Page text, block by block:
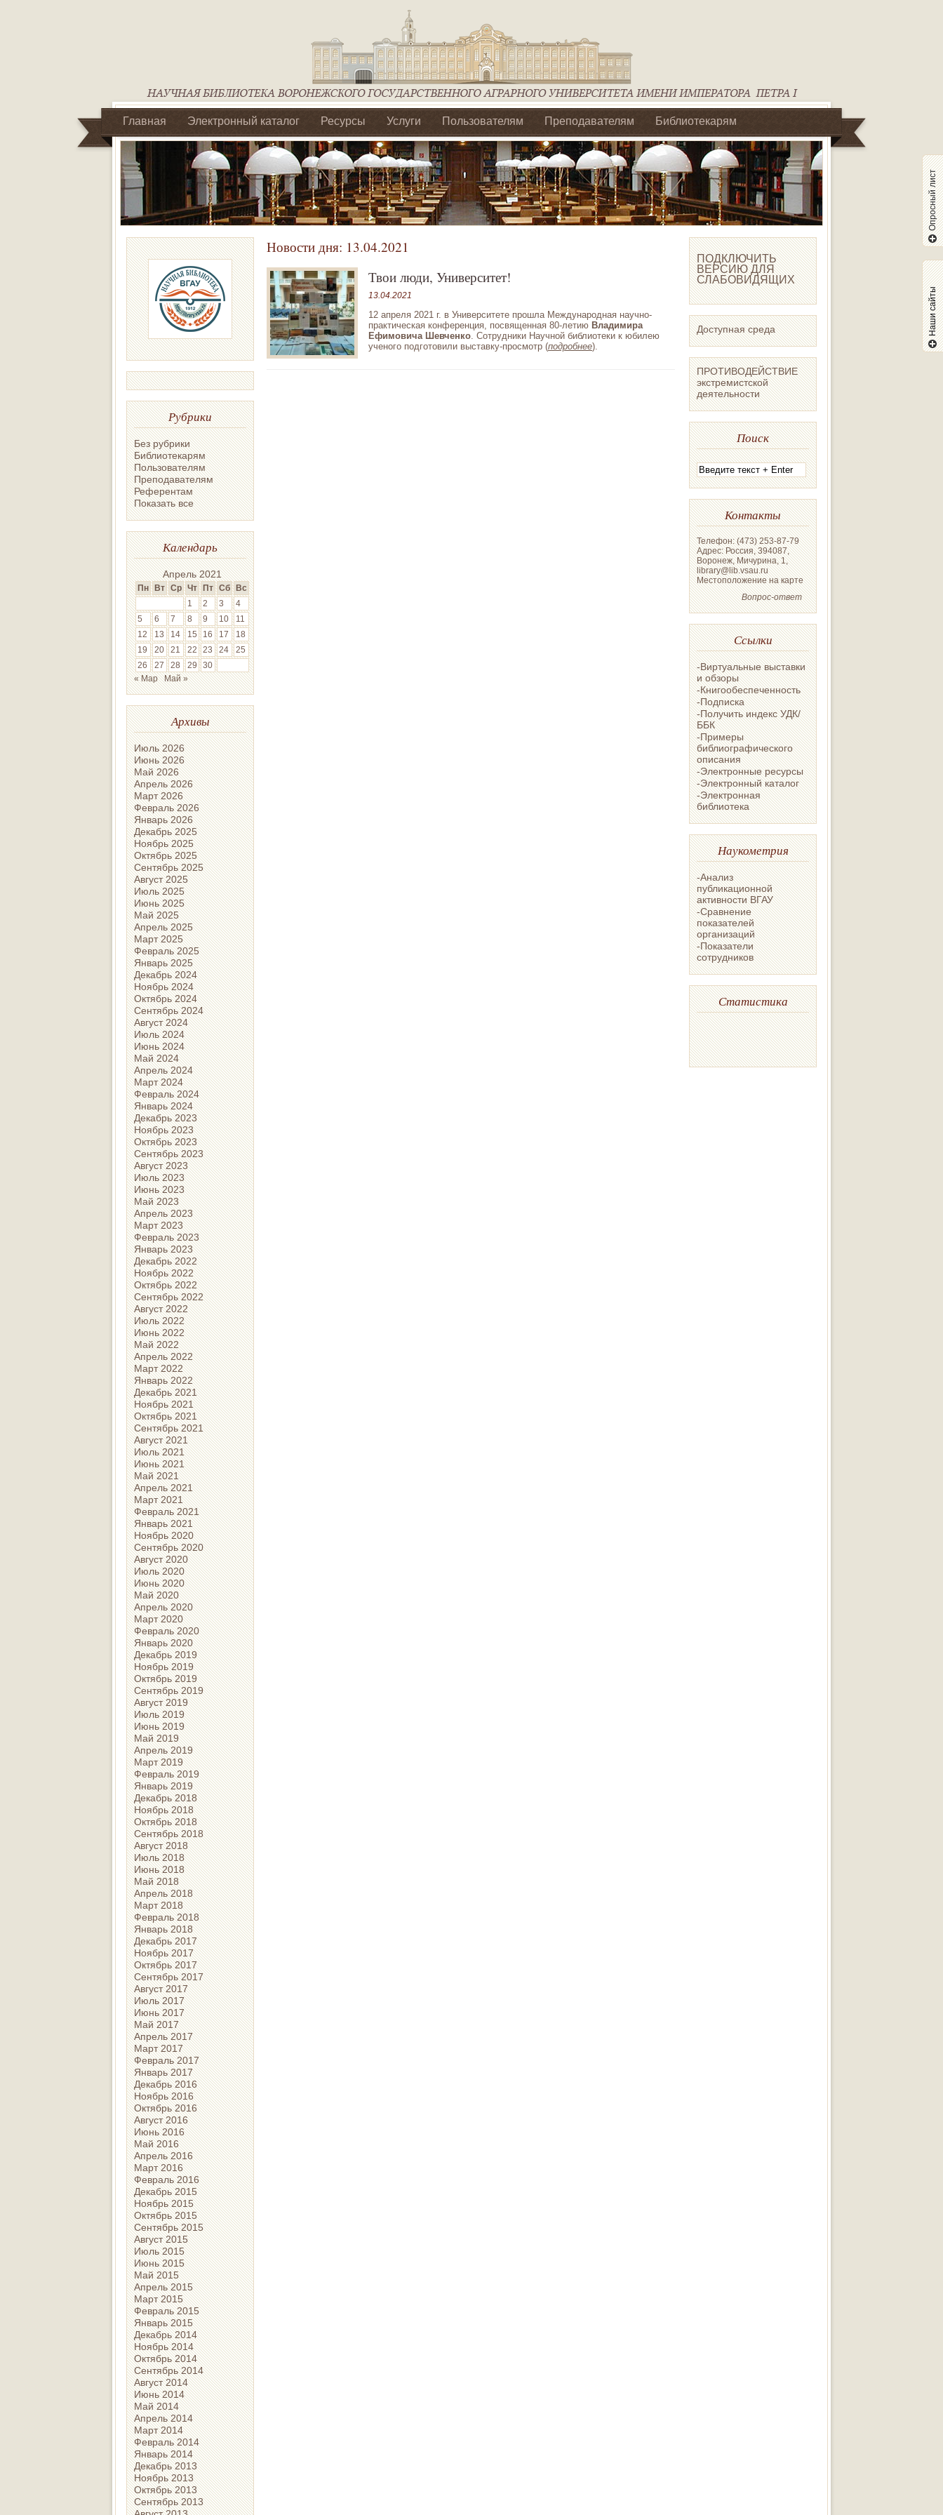
Главная Электронный каталог Ресурсы Услуги Пользователям Преподавателям Библиотекарям
Библиотеки регионального отделения Ассоциации Агрообразование по ЦФО
Рубрики
Без рубрики
Библиотекарям
Пользователям
Преподавателям
Референтам
Показать все
Календарь
Апрель 2021
Пн Вт Ср Чт Пт Сб Вс
1
2 3
4
5
6 7 8 9 10
11
12
13 14 15 16 17
18
19
20 21 22 23 24
25
26
27 28 29
30
« Мар
Май »
Архивы
Июль 2026
Июнь 2026
Май 2026
Апрель 2026
Март 2026
Февраль 2026
Январь 2026
Декабрь 2025
Ноябрь 2025
Октябрь 2025
Сентябрь 2025
Август 2025
Июль 2025
Июнь 2025
Май 2025
Апрель 2025
Март 2025
Февраль 2025
Январь 2025
Декабрь 2024
Ноябрь 2024
Октябрь 2024
Сентябрь 2024
Август 2024
Июль 2024
Июнь 2024
Май 2024
Апрель 2024
Март 2024
Февраль 2024
Январь 2024
Декабрь 2023
Ноябрь 2023
Октябрь 2023
Сентябрь 2023
Август 2023
Июль 2023
Июнь 2023
Май 2023
Апрель 2023
Март 2023
Февраль 2023
Январь 2023
Декабрь 2022
Ноябрь 2022
Октябрь 2022
Сентябрь 2022
Август 2022
Июль 2022
Июнь 2022
Май 2022
Апрель 2022
Март 2022
Январь 2022
Декабрь 2021
Ноябрь 2021
Октябрь 2021
Сентябрь 2021
Август 2021
Июль 2021
Июнь 2021
Май 2021
Апрель 2021
Март 2021
Февраль 2021
Январь 2021
Ноябрь 2020
Сентябрь 2020
Август 2020
Июль 2020
Июнь 2020
Май 2020
Апрель 2020
Март 2020
Февраль 2020
Январь 2020
Декабрь 2019
Ноябрь 2019
Октябрь 2019
Сентябрь 2019
Август 2019
Июль 2019
Июнь 2019
Май 2019
Апрель 2019
Март 2019
Февраль 2019
Январь 2019
Декабрь 2018
Ноябрь 2018
Октябрь 2018
Сентябрь 2018
Август 2018
Июль 2018
Июнь 2018
Май 2018
Апрель 2018
Март 2018
Февраль 2018
Январь 2018
Декабрь 2017
Ноябрь 2017
Октябрь 2017
Сентябрь 2017
Август 2017
Июль 2017
Июнь 2017
Май 2017
Апрель 2017
Март 2017
Февраль 2017
Январь 2017
Декабрь 2016
Ноябрь 2016
Октябрь 2016
Август 2016
Июнь 2016
Май 2016
Апрель 2016
Март 2016
Февраль 2016
Декабрь 2015
Ноябрь 2015
Октябрь 2015
Сентябрь 2015
Август 2015
Июль 2015
Июнь 2015
Май 2015
Апрель 2015
Март 2015
Февраль 2015
Январь 2015
Декабрь 2014
Ноябрь 2014
Октябрь 2014
Сентябрь 2014
Август 2014
Июнь 2014
Май 2014
Апрель 2014
Март 2014
Февраль 2014
Январь 2014
Декабрь 2013
Ноябрь 2013
Октябрь 2013
Сентябрь 2013
Новости дня: 13.04.2021
Твои люди, Университет!
13.04.2021
12 апреля 2021 г. в Университете прошла Международная научно-
практическая конференция, посвященная 80-летию Владимира
Ефимовича Шевченко. Сотрудники Научной библиотеки к юбилею
ученого подготовили выставку-просмотр (подробнее).
ПОДКЛЮЧИТЬ
ВЕРСИЮ ДЛЯ
СЛАБОВИДЯЩИХ
Доступная среда
ПРОТИВОДЕЙСТВИЕ
экстремистской
деятельности
Поиск
Контакты
Телефон: (473) 253-87-79
Адрес: Россия, 394087,
Воронеж, Мичурина, 1,
library@lib.vsau.ru
Местоположение на карте
Вопрос-ответ
Ссылки
-Виртуальные выставки
и обзоры
-Книгообеспеченность
-Подписка
-Получить индекс УДК/
ББК
-Примеры
библиографического
описания
-Электронные ресурсы
-Электронный каталог
-Электронная
библиотека
Наукометрия
-Анализ
публикационной
активности ВГАУ
-Сравнение
показателей
организаций
-Показатели
сотрудников
Статистика
Опросный лист
Наши сайты